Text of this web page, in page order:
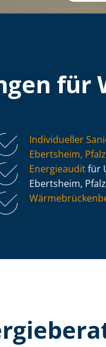
für
Individueller
Ebertsheim, Pfalz
Energieauditfür
Ebertsheim, Pfalz